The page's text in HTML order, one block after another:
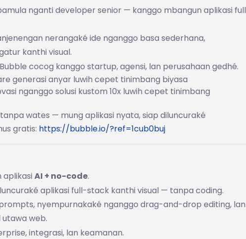
nganti developer senior — kanggo mbangun aplikasi
nerangaké ide nganggo basa sederhana,
kanthi visual.
cocog kanggo startup, agensi, lan perusahaan gedhé.
generasi anyar luwih cepet tinimbang biyasa
nganggo solusi kustom 10x luwih cepet tinimbang
wates — mung aplikasi nyata, siap diluncuraké
gratis: https://bubble.io/?ref=1cub0buj
AI + no-code.
aplikasi full-stack kanthi visual — tanpa coding.
nyempurnakaké nganggo drag-and-drop editing, lan
web.
integrasi, lan keamanan.